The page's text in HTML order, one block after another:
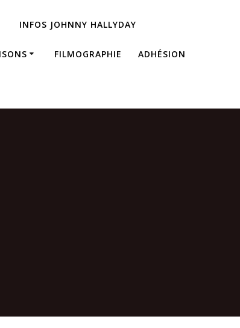
INFOS JOHNNY HALLYDAY
FILMOGRAPHIE ADHÉSION